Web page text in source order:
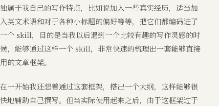
独属于我自己的写作特点，比如说加入一些真实经历，适当加
入英文术语和对于各种小标题的偏好等等，把它们都编码进了
一个 skill，目的是当我以后遇到一个比较有趣的写作灵感的时
候，能够通过这样一个 skill，非常快速的梳理出一套能够直接
用的文章框架。
在一开始我还想着通过这套框架，搭出一个大纲，这样能够很
快地辅助自己撰写。但当实际使用起来之后，由于这框架过于